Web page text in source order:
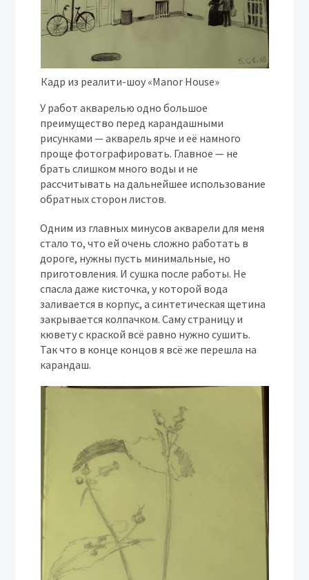
Кадр из реалити-шоу «Manor House»
У работ акварелью одно большое
преимущество перед карандашными
рисунками — акварель ярче и её намного
проще фотографировать. Главное — не
брать слишком много воды и не
рассчитывать на дальнейшее использование
обратных сторон листов.
Одним из главных минусов акварели для меня
стало то, что ей очень сложно работать в
дороге, нужны пусть минимальные, но
приготовления. И сушка после работы. Не
спасла даже кисточка, у которой вода
заливается в корпус, а синтетическая щетина
закрывается колпачком. Саму страницу и
кювету с краской всё равно нужно сушить.
Так что в конце концов я всё же перешла на
карандаш.